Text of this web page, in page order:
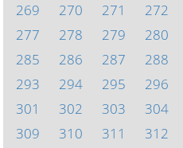
269
270 271 272
277
278 279 280
285
286 287 288
293
294 295 296
301
302 303 304
309
310 311 312